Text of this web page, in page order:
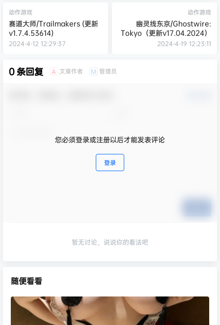
动作游戏
赛道大师/Trailmakers (更新
v1.7.4.53614)
2024-4-12 12:29:37
动作游戏
幽灵线东京/Ghostwire:
Tokyo（更新v17.04.2024）
2024-4-19 12:23:11
0 条回复 A 文章作者 M 管理员
您必须登录或注册以后才能发表评论
登录
暂无讨论，说说你的看法吧
随便看看